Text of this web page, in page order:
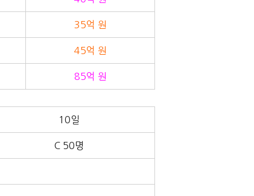
35억 원
45억 원
85억 원
10일
C 50명